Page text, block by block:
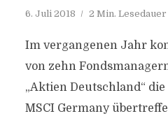
6. Juli 2018 2 Min. Lesedauer
Im vergangenen Jahr
von zehn
„Aktien Deutschland“
MSCI Germany